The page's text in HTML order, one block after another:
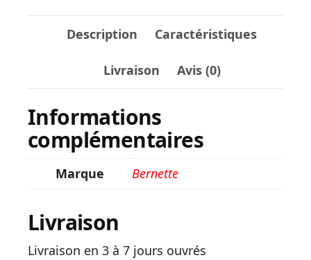
Description Caractéristiques
Livraison Avis (0)
Informations
complémentaires
Marque Bernette
Livraison
Livraison en 3 à 7 jours ouvrés